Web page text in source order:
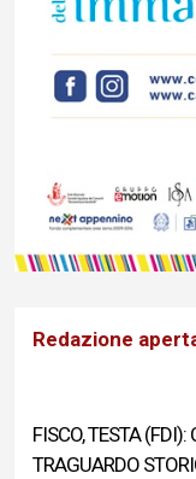
Redazione
FISCO, TESTA (FDI):
TRAGUARDO